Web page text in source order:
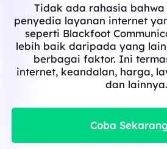
Tidak ada rahasia
penyedia layanan internet
seperti Blackfoot
lebih baik daripada yang
berbagai faktor. Ini
internet, keandalan, harga,
dan lainnya.
Coba Sekarang